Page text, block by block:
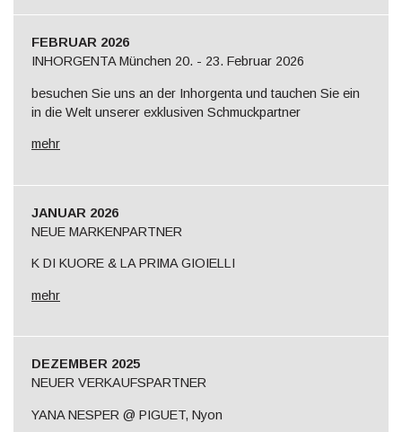
FEBRUAR 2026
INHORGENTA München 20. - 23. Februar 2026
besuchen Sie uns an der Inhorgenta und tauchen Sie ein
in die Welt unserer exklusiven Schmuckpartner
mehr
JANUAR 2026
NEUE MARKENPARTNER
K DI KUORE & LA PRIMA GIOIELLI
mehr
DEZEMBER 2025
NEUER VERKAUFSPARTNER
YANA NESPER @ PIGUET, Nyon